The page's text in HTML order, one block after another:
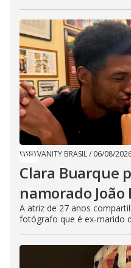
VANITY BRASIL/ 06/08/
Clara Buarque
namorado João
A atriz de 27 anos
fotógrafo que é ex-marido